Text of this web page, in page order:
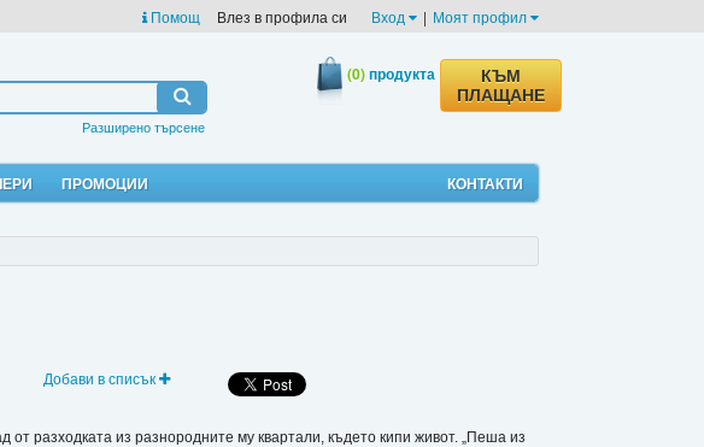
Помощ Влез в профила си Вход | Моят профил
Разширено търсене
(0)продукта
КЪМ
ПЛАЩАНЕ
ПРОМОЦИИ КОНТАКТИ
Добави в списък
разходката из разнородните му квартали, където кипи живот. „Пеша из